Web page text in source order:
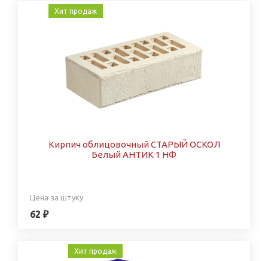
Хит продаж
Кирпич облицовочный СТАРЫЙ ОСКОЛ
Белый АНТИК 1 НФ
Цена за штуку
62 ₽
Хит продаж